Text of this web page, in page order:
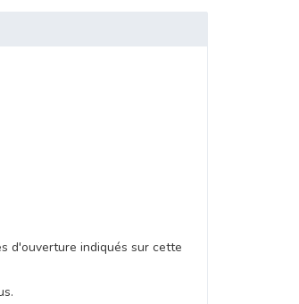
d'ouverture indiqués sur cette